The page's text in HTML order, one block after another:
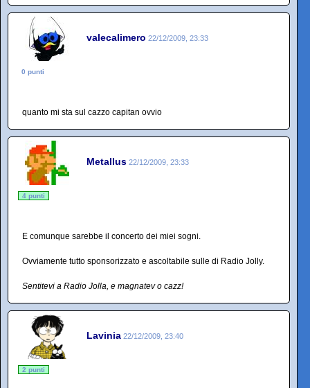
valecalimero 22/12/2009, 23:33
0 punti
quanto mi sta sul cazzo capitan ovvio
Metallus 22/12/2009, 23:33
4 punti
E comunque sarebbe il concerto dei miei sogni.
Ovviamente tutto sponsorizzato e ascoltabile sulle di Radio Jolly.
Sentitevi a Radio Jolla, e magnatev o cazz!
Lavinia 22/12/2009, 23:40
2 punti